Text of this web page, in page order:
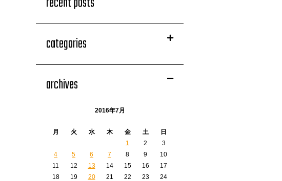
categories
archives
2016年7月
月 火 水 木 金 土
日
1
2
3
4
5 6 7 8 9
10
11
12 13 14 15 16
17
18
19 20 21 22 23
24